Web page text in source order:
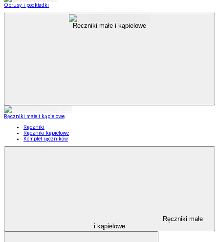
Obrusy i podkładki
Ręczniki małe i kąpielowe
Ręczniki małe i kąpielowe
Ręczniki
Ręczniki kąpielowe
Komplet ręczników
Ręczniki małe
i kąpielowe